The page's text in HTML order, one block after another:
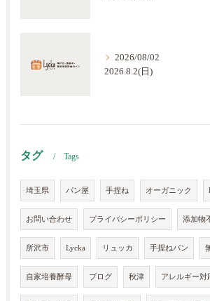
2026/08/02
2026.8.2(日)
タグ Tags
埼玉県 パン屋 手捏ね オーガニック
お問い合わせ プライバシーポリシー 添加物
所沢市 Lycka リュッカ 手捏ねパン
自家培養酵母 ブログ 秋津 アレルギー対